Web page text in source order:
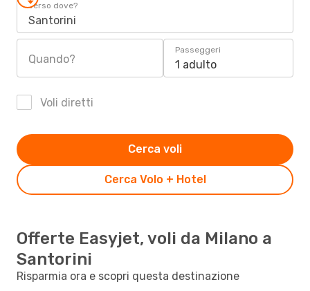
Verso dove?
Santorini
Quando?
Passeggeri
1 adulto
Voli diretti
Cerca Volo + Hotel
Cerca voli
Offerte Easyjet, voli da Milano a
Santorini
Risparmia ora e scopri questa destinazione